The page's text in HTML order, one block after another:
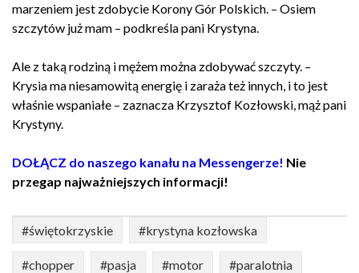
marzeniem jest zdobycie Korony Gór Polskich. – Osiem
szczytów już mam – podkreśla pani Krystyna.
Ale z taką rodziną i mężem można zdobywać szczyty. –
Krysia ma niesamowitą energię i zaraża też innych, i to jest
właśnie wspaniałe – zaznacza Krzysztof Kozłowski, mąż pani
Krystyny.
DOŁĄCZ do naszego kanału na Messengerze! Nie
przegap najważniejszych informacji!
#świętokrzyskie #krystyna kozłowska
#chopper #pasja #motor #paralotnia